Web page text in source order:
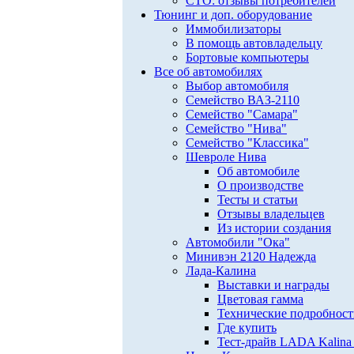
Тюнинг и доп. оборудование
Иммобилизаторы
В помощь автовладельцу
Бортовые компьютеры
Все об автомобилях
Выбор автомобиля
Семейство ВАЗ-2110
Семейство "Самара"
Семейство "Нива"
Семейство "Классика"
Шевроле Нива
Об автомобиле
О производстве
Тесты и статьи
Отзывы владельцев
Из истории создания
Автомобили "Ока"
Минивэн 2120 Надежда
Лада-Калина
Выставки и награды
Цветовая гамма
Технические
Где купить
Тест-драйв LADA Kalina